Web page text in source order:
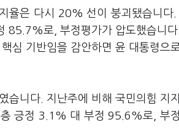
율은 다시 20% 선이 붕괴됐습니다
로, 부정평가가 압도했습니다
기반임을 감안하면 윤 대통령으
니다. 지난주에 비해 국민의힘 지
긍정 3.1% 대 부정 95.6%로, 부